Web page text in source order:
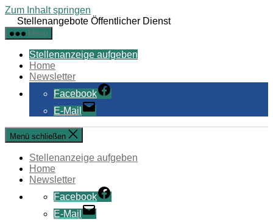
Zum Inhalt springen
Stellenangebote Öffentlicher Dienst
Menü
Stellenanzeige aufgeben
Home
Newsletter
Facebook
E-Mail
Menü schließen
Stellenanzeige aufgeben
Home
Newsletter
Facebook
E-Mail